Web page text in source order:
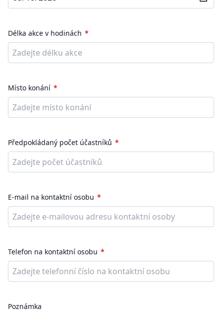
Délka akce v hodinách
Místo konání
Předpokládaný počet účastníků
E-mail na kontaktní osobu
Telefon na kontaktní osobu
Poznámka